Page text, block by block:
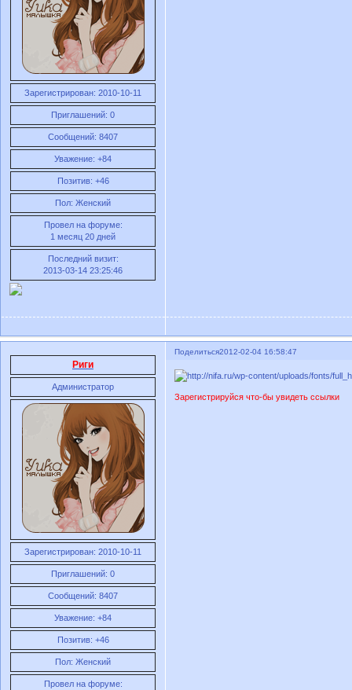
Зарегистрирован: 2010-10-11
Приглашений: 0
Сообщений: 8407
Уважение: +84
Позитив: +46
Пол: Женский
Провел на форуме:
1 месяц 20 дней
Последний визит:
2013-03-14 23:25:46
Поделиться2012-02-04 16:58:47
Риги
Администратор
Зарегистрирован: 2010-10-11
Приглашений: 0
Сообщений: 8407
Уважение: +84
Позитив: +46
Пол: Женский
Провел на форуме:
Зарегистрируйся что-бы увидеть ссылки